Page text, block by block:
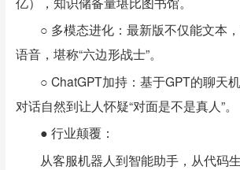
○ 多模态进化：最新版不仅能文本，
语音，堪称“六边形战士”。
○ ChatGPT加持：基于GPT的聊天
对话自然到让人怀疑“对面是不是真人”。
● 行业颠覆：
从客服机器人到智能助手，从代码